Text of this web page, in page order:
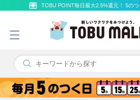
TOBU POINT毎日最大2.5%還元！ 5の